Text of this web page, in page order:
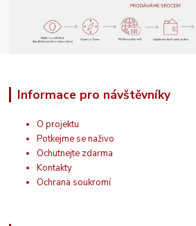
Informace pro návštěvníky
O projektu
Potkejme se naživo
Ochutnejte zdarma
Kontakty
Ochrana soukromí